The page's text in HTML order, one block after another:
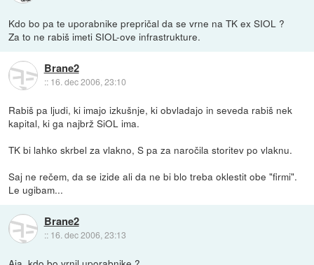
Kdo bo pa te uporabnike prepričal da se vrne na TK ex SIOL ?
Za to ne rabiš imeti SIOL-ove infrastrukture.
Brane2
:: 16. dec 2006, 23:10
Rabiš pa ljudi, ki imajo izkušnje, ki obvladajo in seveda rabiš nek
kapital, ki ga najbrž SiOL ima.
TK bi lahko skrbel za vlakno, S pa za naročila storitev po vlaknu.
Saj ne rečem, da se izide ali da ne bi blo treba oklestit obe "firmi".
Le ugibam...
Brane2
:: 16. dec 2006, 23:13